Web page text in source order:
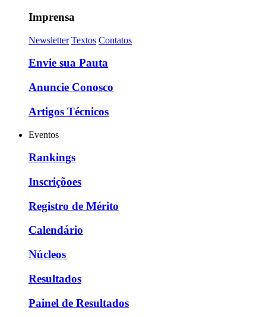
Imprensa
Newsletter Textos Contatos
Envie sua Pauta
Anuncie Conosco
Artigos Técnicos
Eventos
Rankings
Inscriçõoes
Registro de Mérito
Calendário
Núcleos
Resultados
Painel de Resultados